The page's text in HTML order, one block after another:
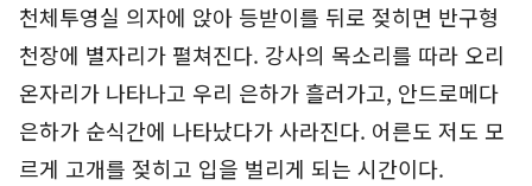
천체투영실 의자에 앉아 등받이를 뒤로 젖히면 반구형
천장에 별자리가 펼쳐진다. 강사의 목소리를 따라 오리
온자리가 나타나고 우리 은하가 흘러가고, 안드로메다
은하가 순식간에 나타났다가 사라진다. 어른도 저도 모
르게 고개를 젖히고 입을 벌리게 되는 시간이다.